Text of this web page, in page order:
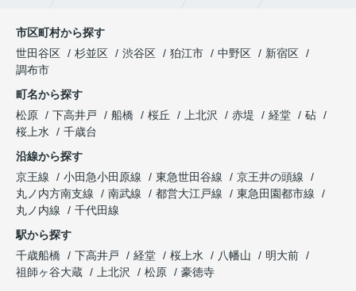
市区町村から探す
世田谷区
杉並区 渋谷区 狛江市 中野区
新宿区
調布市
町名から探す
松原
下高井戸 船橋 桜丘 上北沢 赤堤 経堂
砧
桜上水
千歳台
沿線から探す
京王線
小田急小田原線 東急世田谷線
京王井の頭線
丸ノ内方南支線
南武線 都営大江戸線
東急田園都市線
丸ノ内線
千代田線
駅から探す
千歳船橋
下高井戸 経堂 桜上水 八幡山
明大前
祖師ヶ谷大蔵
上北沢 松原 豪徳寺